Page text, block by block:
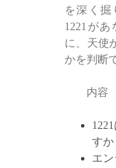
を深く掘
1221が
に、天使
かを判断
内容
すか
エ